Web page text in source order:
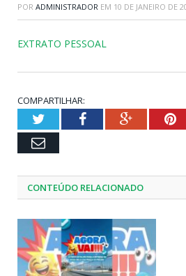
POR ADMINISTRADOR EM 10 DE JANEIRO DE
EXTRATO PESSOAL
COMPARTILHAR:
TwitterFacebookGoogle+
Email
CONTEÚDO RELACIONADO